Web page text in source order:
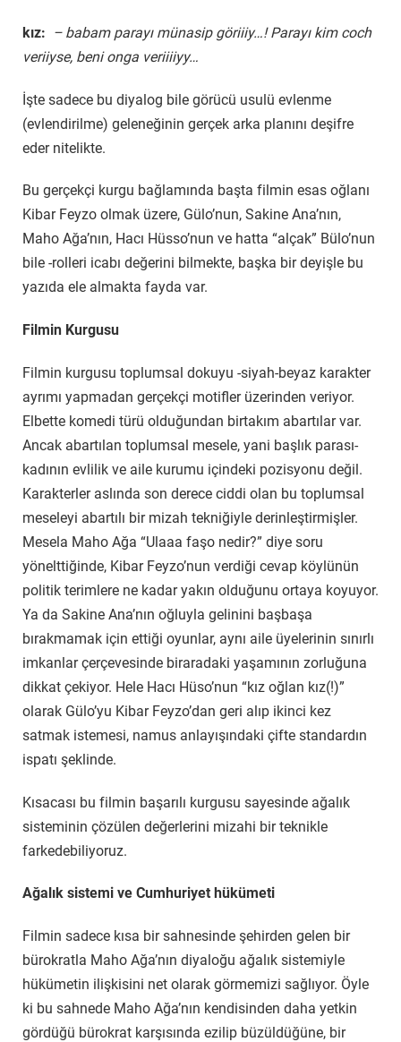
kız: – babam parayı münasip göriiiy…! Parayı kim coch
veriiyse, beni onga veriiiiyy…
İşte sadece bu diyalog bile görücü usulü evlenme
(evlendirilme) geleneğinin gerçek arka planını deşifre
eder nitelikte.
Bu gerçekçi kurgu bağlamında başta filmin esas oğlanı
Kibar Feyzo olmak üzere, Gülo’nun, Sakine Ana’nın,
Maho Ağa’nın, Hacı Hüsso’nun ve hatta “alçak” Bülo’nun
bile -rolleri icabı değerini bilmekte, başka bir deyişle bu
yazıda ele almakta fayda var.
Filmin Kurgusu
Filmin kurgusu toplumsal dokuyu -siyah-beyaz karakter
ayrımı yapmadan gerçekçi motifler üzerinden veriyor.
Elbette komedi türü olduğundan birtakım abartılar var.
Ancak abartılan toplumsal mesele, yani başlık parası-
kadının evlilik ve aile kurumu içindeki pozisyonu değil.
Karakterler aslında son derece ciddi olan bu toplumsal
meseleyi abartılı bir mizah tekniğiyle derinleştirmişler.
Mesela Maho Ağa “Ulaaa faşo nedir?” diye soru
yönelttiğinde, Kibar Feyzo’nun verdiği cevap köylünün
politik terimlere ne kadar yakın olduğunu ortaya koyuyor.
Ya da Sakine Ana’nın oğluyla gelinini başbaşa
bırakmamak için ettiği oyunlar, aynı aile üyelerinin sınırlı
imkanlar çerçevesinde biraradaki yaşamının zorluğuna
dikkat çekiyor. Hele Hacı Hüso’nun “kız oğlan kız(!)”
olarak Gülo’yu Kibar Feyzo’dan geri alıp ikinci kez
satmak istemesi, namus anlayışındaki çifte standardın
ispatı şeklinde.
Kısacası bu filmin başarılı kurgusu sayesinde ağalık
sisteminin çözülen değerlerini mizahi bir teknikle
farkedebiliyoruz.
Ağalık sistemi ve Cumhuriyet hükümeti
Filmin sadece kısa bir sahnesinde şehirden gelen bir
bürokratla Maho Ağa’nın diyaloğu ağalık sistemiyle
hükümetin ilişkisini net olarak görmemizi sağlıyor. Öyle
ki bu sahnede Maho Ağa’nın kendisinden daha yetkin
gördüğü bürokrat karşısında ezilip büzüldüğüne, bir